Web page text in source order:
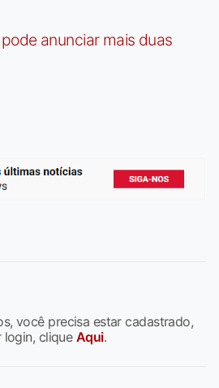
anunciar mais duas
você precisa estar cadastrado,
login, clique Aqui.